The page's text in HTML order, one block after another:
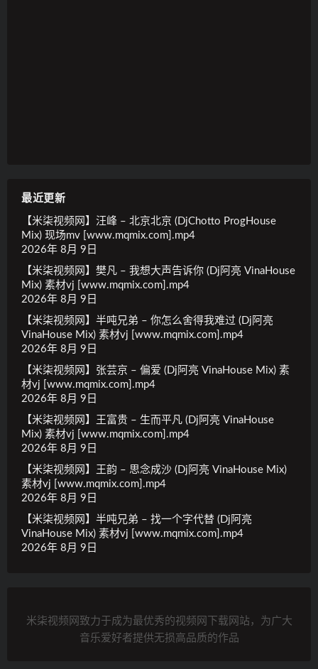
最近更新
【米柒视频网】汪峰 – 北京北京 (DjChotto ProgHouse
Mix) 现场mv [www.mqmix.com].mp4
2026年 8月 9日
【米柒视频网】樊凡 – 我想大声告诉你 (Dj阿亮 VinaHouse
Mix) 素材vj [www.mqmix.com].mp4
2026年 8月 9日
【米柒视频网】半吨兄弟 – 你怎么舍得我难过 (Dj阿亮
VinaHouse Mix) 素材vj [www.mqmix.com].mp4
2026年 8月 9日
【米柒视频网】张芸京 – 偏爱 (Dj阿亮 VinaHouse Mix) 素
材vj [www.mqmix.com].mp4
2026年 8月 9日
【米柒视频网】王富贵 – 生而平凡 (Dj阿亮 VinaHouse
Mix) 素材vj [www.mqmix.com].mp4
2026年 8月 9日
【米柒视频网】王韵 – 思念成沙 (Dj阿亮 VinaHouse Mix)
素材vj [www.mqmix.com].mp4
2026年 8月 9日
【米柒视频网】半吨兄弟 – 找一个字代替 (Dj阿亮
VinaHouse Mix) 素材vj [www.mqmix.com].mp4
2026年 8月 9日
米柒视频网致力于成为最优秀的视频网下载网站，为广大
音乐爱好者提供无损高品质的作品